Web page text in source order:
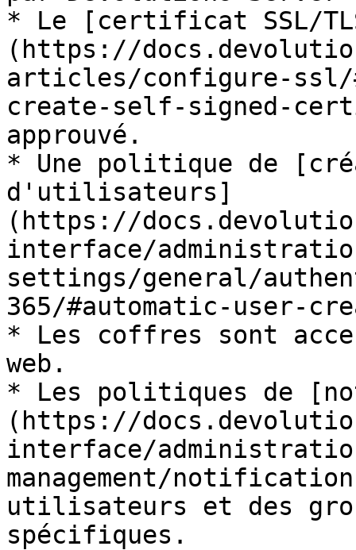
* Le [certificat SSL/
(https://
articles/configure-
create-self-signed-
approuvé.
* Une politique de
d'utilisateurs]
(https://
interface/
settings/general/
365/#automatic-user-
* Les coffres sont
web.
* Les politiques de
(https://
interface/
management/
utilisateurs et des
spécifiques.